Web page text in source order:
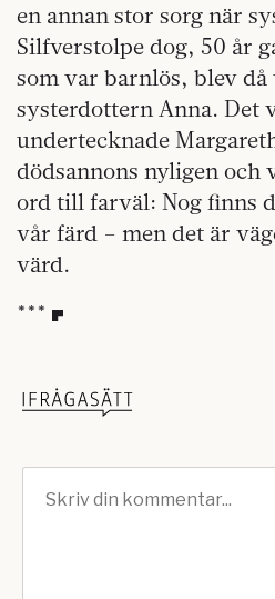
en annan stor sorg när
Silfverstolpe dog, 50 år
som var barnlös, blev
systerdottern Anna. Det
undertecknade
dödsannons nyligen och
ord till farväl: Nog finns
vår färd – men det är
värd.
***